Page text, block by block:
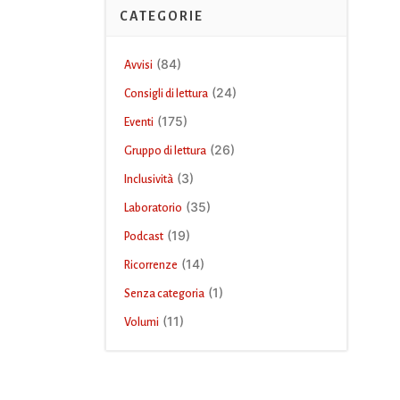
CATEGORIE
Avvisi (84)
Consigli di lettura(24)
Eventi (175)
Gruppo di lettura(26)
Inclusività(3)
Laboratorio (35)
Podcast(19)
Ricorrenze (14)
Senza categoria(1)
Volumi (11)